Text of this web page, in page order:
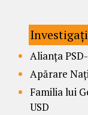
Alianța
Apărare
Familia lui
USD